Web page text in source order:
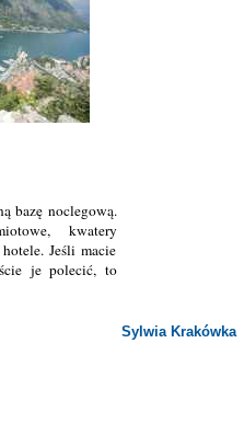
bazę noclegową.
kwatery
Jeśli macie
je polecić, to
Sylwia Krakówka